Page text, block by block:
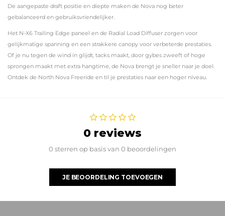
De aangepaste draft positie en diepte maken de Nova nog beter
gebalanceerd en gebruiksvriendelijker.
Het N-X6 Trailing Edge paneel en de Radial Load Diffuser zorgen voor
gelijkmatige spanning en een strakkere canopy voor verbeterde prestaties.
Of je nu tegen de wind in glijdt, tacks maakt, door gybes zweeft of hoge
sprongen maakt met extra hangtime, de Nova brengt je sneller naar je doel.
Ontdek de North Nova Freeride en til je prestaties naar een hoger niveau.
0 reviews
0 sterren op basis van 0 beoordelingen
JE BEOORDELING TOEVOEGEN